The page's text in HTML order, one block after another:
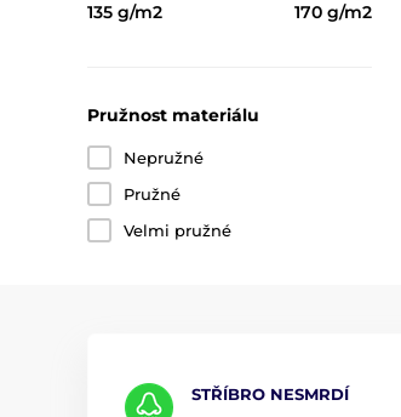
135 g/m2 170 g/m2
Pružnost materiálu
Nepružné
Pružné
Velmi pružné
STŘÍBRO NESMRDÍ